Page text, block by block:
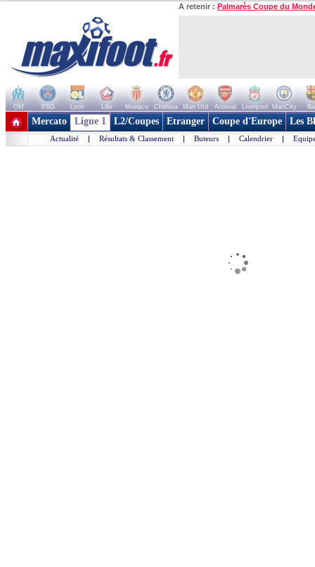
A retenir : Palmarès Coupe du
OM PSG Lyon Lille Monaco Chelsea Man Utd Arsenal Liverpool ManCity
+ de clubs
Mercato Ligue 1 L2/Coupes Etranger Coupe d'Europe Les
Actualité | Résultats & Classement | Buteurs | Calendrier |